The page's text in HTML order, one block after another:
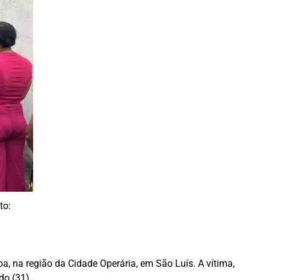
na região da Cidade Operária, em São Luís. A vítima,